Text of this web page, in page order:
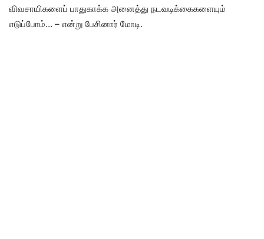
விவசாயிகளைப் பாதுகாக்க அனைத்து நடவடிக்கைகளையும்
எடுப்போம்… – என்று பேசினார் மோடி.